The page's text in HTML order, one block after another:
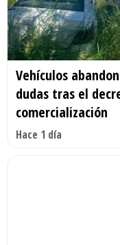
Vehículos
dudas tras el
comercialización
Hace 1 día